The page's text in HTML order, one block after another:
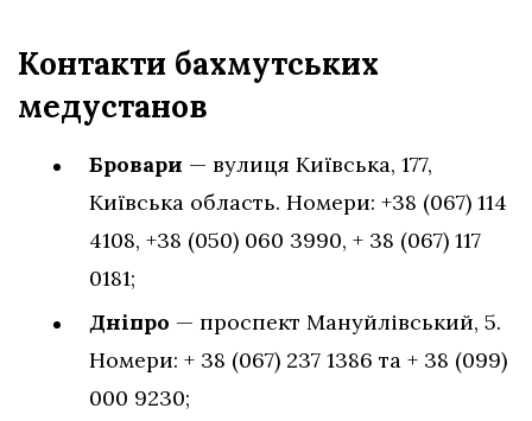
Контакти бахмутських
медустанов
Бровари — вулиця Київська, 177,
Київська область. Номери: +38 (067) 114
4108, +38 (050) 060 3990, + 38 (067) 117
0181;
Дніпро — проспект Мануйлівський, 5.
Номери: + 38 (067) 237 1386 та + 38 (099)
000 9230;